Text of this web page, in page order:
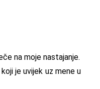
na moje nastajanje.
je uvijek uz mene u